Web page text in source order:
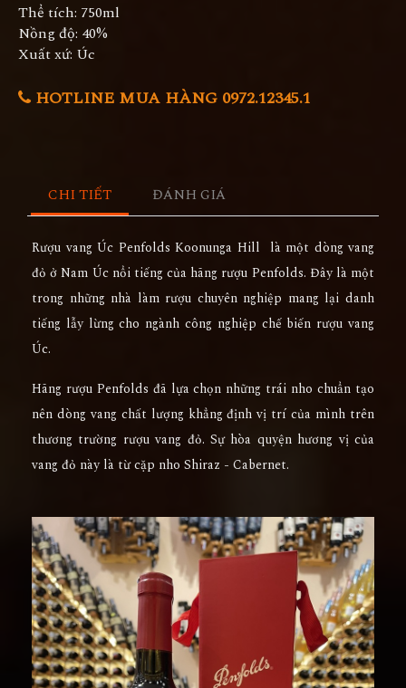
Thể tích: 750ml
Nồng độ: 40%
Xuất xứ: Úc
HOTLINE MUA HÀNG 0972.12345.1
CHI TIẾT ĐÁNH GIÁ
Rượu vang Úc Penfolds Koonunga Hill
là một dòng vang
đỏ ở Nam Úc nổi tiếng của hãng rượu Penfolds. Đây là một
trong những nhà làm rượu chuyên nghiệp mang lại danh
tiếng lẫy lừng cho ngành công nghiệp chế biến rượu vang
Úc.
Hãng rượu Penfolds đã lựa chọn những trái nho chuẩn tạo
nên dòng vang chất lượng khẳng định vị trí của mình trên
thương trường rượu vang đỏ. Sự hòa quyện hương vị của
vang đỏ này là từ cặp nho Shiraz - Cabernet.